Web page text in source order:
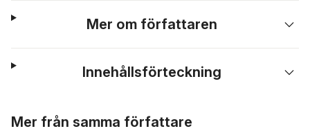
Mer om författaren
Innehållsförteckning
Mer från samma författare